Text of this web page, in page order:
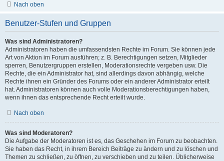
Nach oben
Benutzer-Stufen und Gruppen
Was sind Administratoren?
Administratoren haben die umfassendsten Rechte im Forum. Sie können jede
Art von Aktion im Forum ausführen; z. B. Berechtigungen setzen, Mitglieder
sperren, Benutzergruppen erstellen, Moderationsrechte vergeben usw. Die
Rechte, die ein Administrator hat, sind allerdings davon abhängig, welche
Rechte ihnen ein Gründer des Forums oder ein anderer Administrator erteilt
hat. Administratoren können auch volle Moderationsberechtigungen haben,
wenn ihnen das entsprechende Recht erteilt wurde.
Nach oben
Was sind Moderatoren?
Die Aufgabe der Moderatoren ist es, das Geschehen im Forum zu beobachten.
Sie haben das Recht, in ihrem Bereich Beiträge zu ändern und zu löschen und
Themen zu schließen, zu öffnen, zu verschieben und zu teilen. Üblicherweise